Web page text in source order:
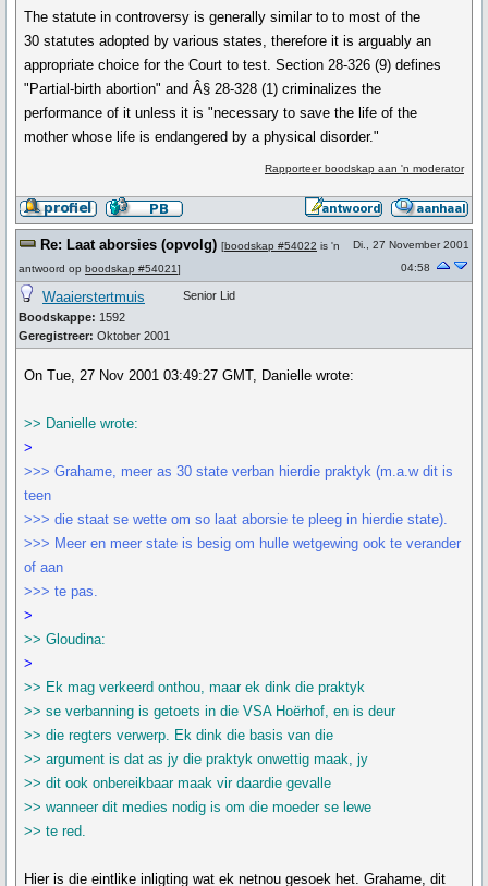
The statute in controversy is generally similar to to most of the
30 statutes adopted by various states, therefore it is arguably an
appropriate choice for the Court to test. Section 28-326 (9) defines
"Partial-birth abortion" and Â§ 28-328 (1) criminalizes the
performance of it unless it is "necessary to save the life of the
mother whose life is endangered by a physical disorder."
Rapporteer boodskap aan 'n moderator
Re: Laat aborsies (opvolg) [boodskap #54022 is 'n
antwoord op boodskap #54021]
Di., 27 November 2001
04:58
Waaierstertmuis
Boodskappe: 1592
Geregistreer: Oktober 2001
Senior Lid
On Tue, 27 Nov 2001 03:49:27 GMT, Danielle wrote:
>> Danielle wrote:
>
>>> Grahame, meer as 30 state verban hierdie praktyk (m.a.w dit is
teen
>>> die staat se wette om so laat aborsie te pleeg in hierdie state).
>>> Meer en meer state is besig om hulle wetgewing ook te verander
of aan
>>> te pas.
>
>> Gloudina:
>
>> Ek mag verkeerd onthou, maar ek dink die praktyk
>> se verbanning is getoets in die VSA Hoërhof, en is deur
>> die regters verwerp. Ek dink die basis van die
>> argument is dat as jy die praktyk onwettig maak, jy
>> dit ook onbereikbaar maak vir daardie gevalle
>> wanneer dit medies nodig is om die moeder se lewe
>> te red.
Hier is die eintlike inligting wat ek netnou gesoek het. Grahame, dit